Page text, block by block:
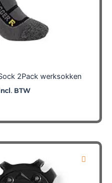
2Pack werksokken
BTW